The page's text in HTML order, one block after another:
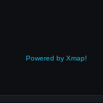
Powered by Xmap!